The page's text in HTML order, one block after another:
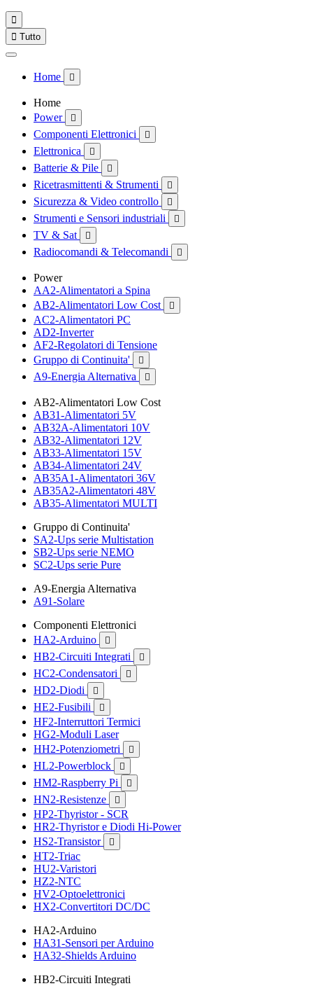

 Tutto
Home 
Home
Power

Componenti Elettronici 
Elettronica 
Batterie & Pile 
Ricetrasmittenti & Strumenti 
Sicurezza & Video controllo 
Strumenti e Sensori industriali 
TV & Sat 
Radiocomandi & Telecomandi 
Power
AA2-Alimentatori a Spina
AB2-Alimentatori Low Cost

AC2-Alimentatori PC
AD2-Inverter
AF2-Regolatori di Tensione
Gruppo di Continuita'

A9-Energia Alternativa 
AB2-Alimentatori Low Cost
AB31-Alimentatori 5V
AB32A-Alimentatori 10V
AB32-Alimentatori 12V
AB33-Alimentatori 15V
AB34-Alimentatori 24V
AB35A1-Alimentatori 36V
AB35A2-Alimentatori 48V
AB35-Alimentatori MULTI
Gruppo di Continuita'
SA2-Ups serie Multistation
SB2-Ups serie NEMO
SC2-Ups serie Pure
A9-Energia Alternativa
A91-Solare
Componenti Elettronici
HA2-Arduino

HB2-Circuiti Integrati 
HC2-Condensatori 
HD2-Diodi 
HE2-Fusibili 
HF2-Interruttori Termici
HG2-Moduli Laser
HH2-Potenziometri

HL2-Powerblock 
HM2-Raspberry Pi 
HN2-Resistenze 
HP2-Thyristor - SCR
HR2-Thyristor e Diodi Hi-Power
HS2-Transistor

HT2-Triac
HU2-Varistori
HZ2-NTC
HV2-Optoelettronici
HX2-Convertitori DC/DC
HA2-Arduino
HA31-Sensori per Arduino
HA32-Shields Arduino
HB2-Circuiti Integrati